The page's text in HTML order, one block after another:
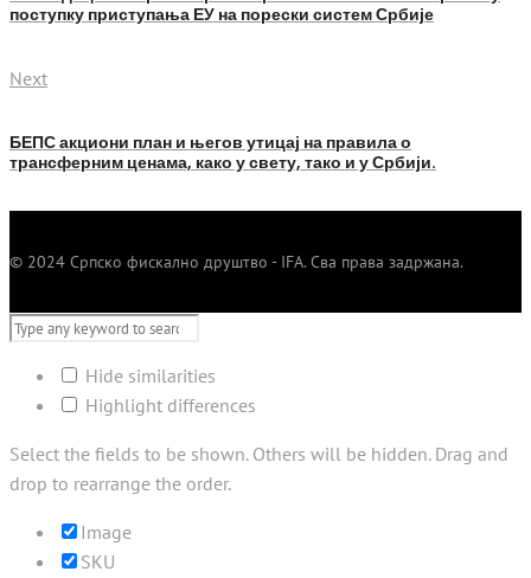
поступку приступања ЕУ на порески систем Србије
Next
БЕПС акциони план и његов утицај на правила о
трансферним ценама, како у свету, тако и у Србији.
© 2024 Српско фискално друштво - IFA. Сва права задржана.
Hide similarities
Highlight differences
Select the fields to be shown. Others will be hidden. Drag and
drop to rearrange the order.
Image
SKU